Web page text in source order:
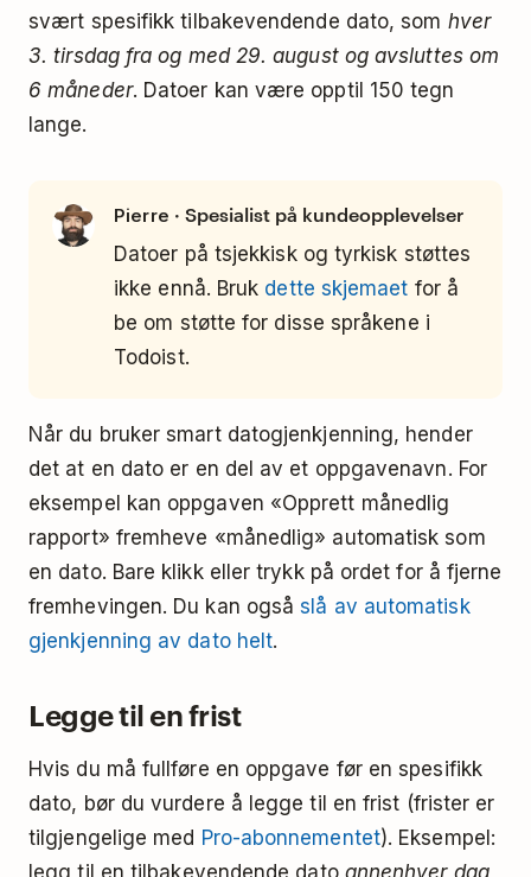
svært spesifikk tilbakevendende dato, som hver
3. tirsdag fra og med 29. august og avsluttes om
6 måneder. Datoer kan være opptil 150 tegn
lange.
Pierre · Spesialist på kundeopplevelser
Datoer på tsjekkisk og tyrkisk støttes
ikke ennå. Bruk dette skjemaet for å
be om støtte for disse språkene i
Todoist.
Når du bruker smart datogjenkjenning, hender
det at en dato er en del av et oppgavenavn. For
eksempel kan oppgaven «Opprett månedlig
rapport» fremheve «månedlig» automatisk som
en dato. Bare klikk eller trykk på ordet for å fjerne
fremhevingen. Du kan ogsåslå av automatisk
gjenkjenning av dato helt.
Legge til en frist
Hvis du må fullføre en oppgave før en spesifikk
dato, bør du vurdere å legge til en frist (frister er
tilgjengelige med Pro-abonnementet). Eksempel:
legg til en tilbakevendende dato annenhver dag